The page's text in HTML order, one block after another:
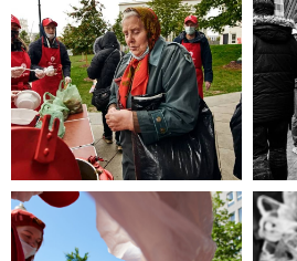
главное - знать, к кому обратиться
за помощью!
ЧИТАТЬ